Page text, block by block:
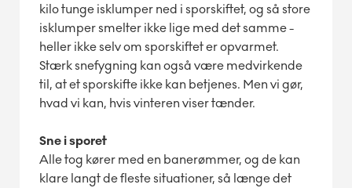
kilo tunge isklumper ned i sporskiftet, og så store
isklumper smelter ikke lige med det samme -
heller ikke selv om sporskiftet er opvarmet.
Stærk snefygning kan også være medvirkende
til, at et sporskifte ikke kan betjenes. Men vi gør,
hvad vi kan, hvis vinteren viser tænder.
Sne i sporet
Alle tog kører med en banerømmer, og de kan
klare langt de fleste situationer, så længe det